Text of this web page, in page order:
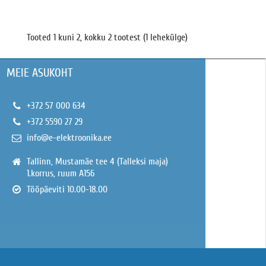
Tooted 1 kuni 2, kokku 2 tootest (1 lehekülge)
MEIE ASUKOHT
+372 57 000 634
+372 5590 27 29
info@e-elektroonika.ee
Tallinn, Mustamäe tee 4 (Talleksi maja)
1.korrus, ruum A156
Tööpäeviti 10.00-18.00